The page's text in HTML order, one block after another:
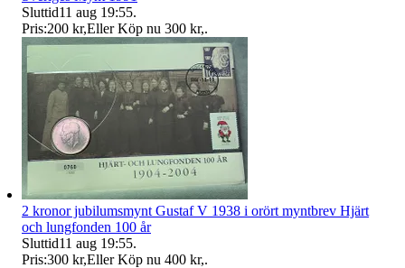
Sluttid11 aug 19:55.
Pris:200 kr,Eller Köp nu 300 kr,.
2 kronor jubilumsmynt Gustaf V 1938 i orört myntbrev Hjärt
och lungfonden 100 år
Sluttid11 aug 19:55.
Pris:300 kr,Eller Köp nu 400 kr,.